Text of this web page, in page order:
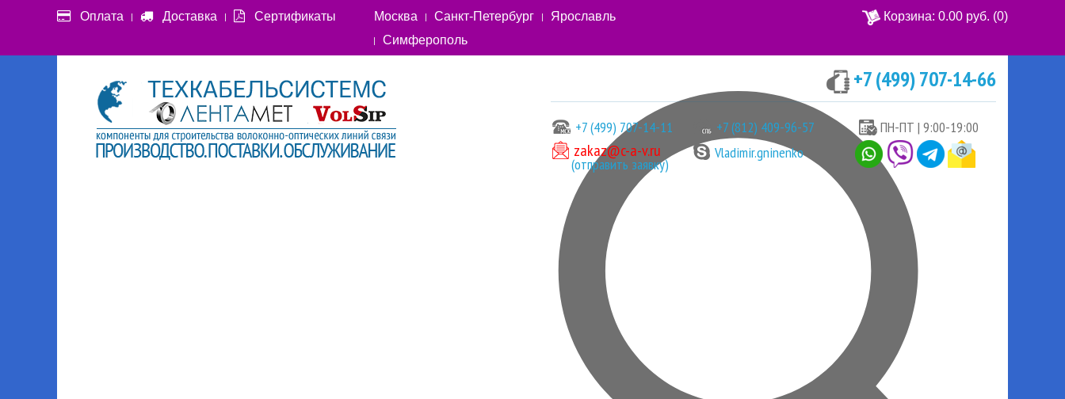
Оплата Доставка Сертификаты Москва Санкт-Петербург
Ярославль
Симферополь
Корзина: 0.00 руб. (0)
+7 (499) 707-14-66
+7 (499) 707-14-11 +7 (812) 409-96-57 ПН-ПТ | 9:00-19:00
zakaz@c-a-v.ru
(отправить заявку)
Vladimir.gninenko